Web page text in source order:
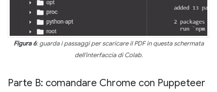
Figura 6: guarda i passaggi per scaricare il PDF in questa schermata
dell'interfaccia di Colab.
Parte B: comandare Chrome con Puppeteer